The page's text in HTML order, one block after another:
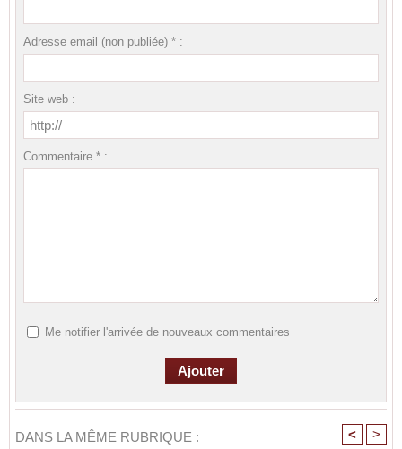
Adresse email (non publiée) * :
Site web :
Commentaire * :
Me notifier l'arrivée de nouveaux commentaires
DANS LA MÊME RUBRIQUE : < >